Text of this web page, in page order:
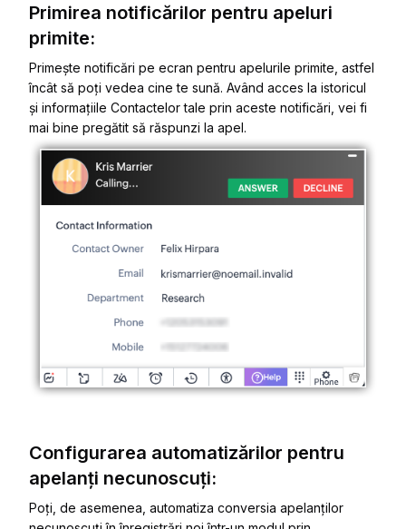
Primirea notificărilor pentru apeluri
primite:
Primește notificări pe ecran pentru apelurile primite, astfel
încât să poți vedea cine te sună. Având acces la istoricul
și informațiile Contactelor tale prin aceste notificări, vei fi
mai bine pregătit să răspunzi la apel.
Configurarea automatizărilor pentru
apelanți necunoscuți:
Poți, de asemenea, automatiza conversia apelanților